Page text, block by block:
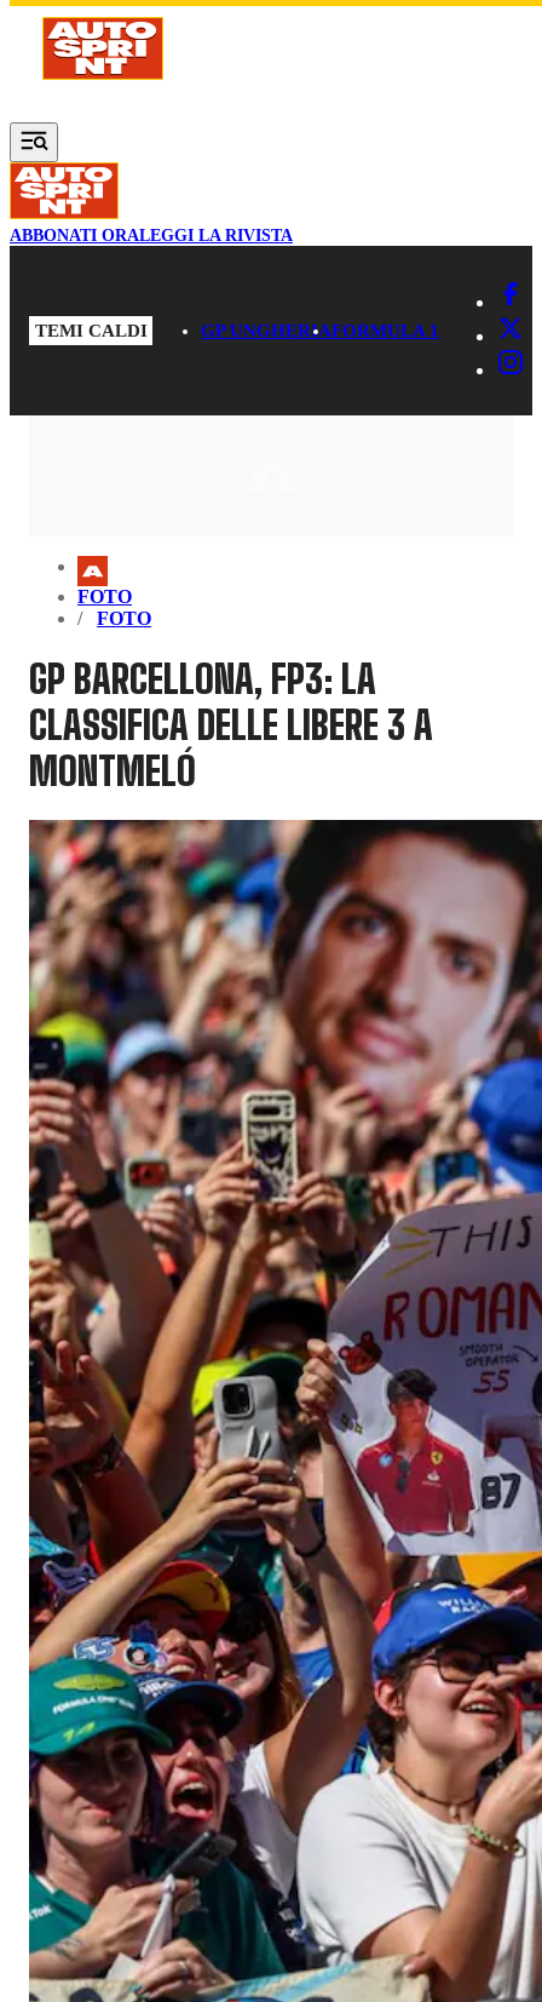
Vai al contenuto principale
ABBONATI ORALEGGI LA RIVISTA
TEMI CALDI GP UNGHERIAFORMULA 1
FOTO
FOTO
GP BARCELLONA, FP3: LA
CLASSIFICA DELLE LIBERE 3 A
MONTMELÓ